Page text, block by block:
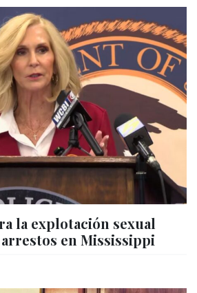
la explotación sexual
en Mississippi